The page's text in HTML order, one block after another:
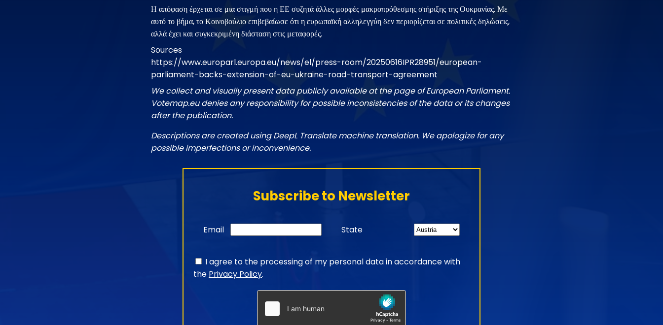
Η απόφαση έρχεται σε μια στιγμή που η ΕΕ συζητά άλλες μορφές μακροπρόθεσμης στήριξης της Ουκρανίας. Με
αυτό το βήμα, το Κοινοβούλιο επιβεβαίωσε ότι η ευρωπαϊκή αλληλεγγύη δεν περιορίζεται σε πολιτικές δηλώσεις,
αλλά έχει και συγκεκριμένη διάσταση στις μεταφορές.
Sources
https://www.europarl.europa.eu/news/el/press-room/20250616IPR28951/european-
parliament-backs-extension-of-eu-ukraine-road-transport-agreement
We collect and visually present data publicly available at the page of European Parliament.
Votemap.eu denies any responsibility for possible inconsistencies of the data or its changes
after the publication.
Descriptions are created using DeepL Translate machine translation. We apologize for any
possible imperfections or inconvenience.
Subscribe to Newsletter
Email State
I agree to the processing of my personal data in accordance with
the Privacy Policy.